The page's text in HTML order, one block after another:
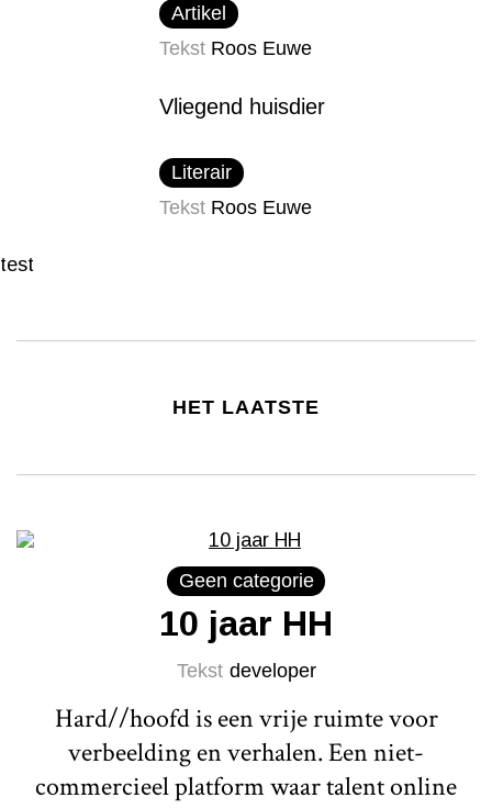
Artikel
Tekst Roos Euwe
Vliegend huisdier
Literair
Tekst Roos Euwe
test
HET LAATSTE
Geen categorie
10 jaar HH
Tekst developer
Hard//hoofd is een vrije ruimte voor
verbeelding en verhalen. Een niet-
commercieel platform waar talent online